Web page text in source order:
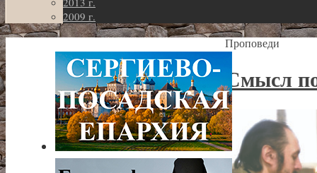
2009 г.
Проповеди
Смысл